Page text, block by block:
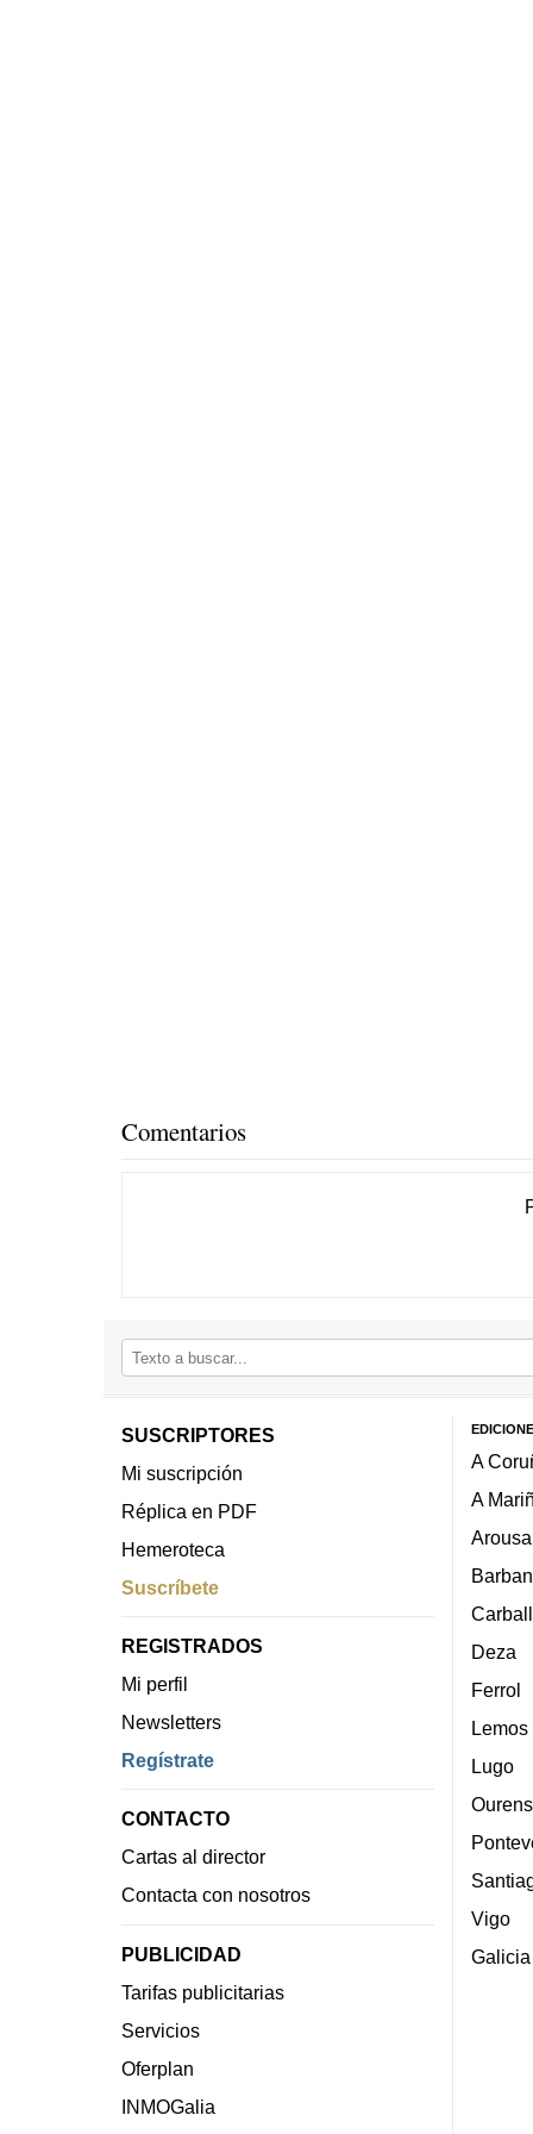
Comentarios
SUSCRIPTORES
Mi suscripción
Réplica en PDF
Hemeroteca
Suscríbete
REGISTRADOS
Mi perfil
Newsletters
Regístrate
CONTACTO
Cartas al director
Contacta con nosotros
PUBLICIDAD
Tarifas publicitarias
Servicios
Oferplan
INMOGalia
A
A
Arousa
Deza
Ferrol
Lemos
Lugo
Vigo